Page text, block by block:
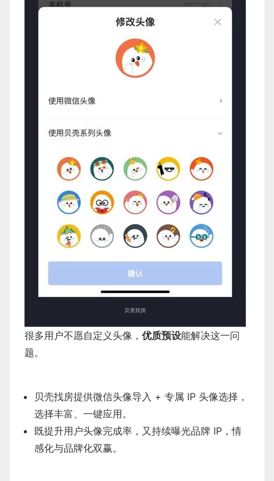
很多用户不愿自定义头像， 优质预设能解决这一问
题。
贝壳找房提供微信头像导入 + 专属 IP 头像选择，
选择丰富、一键应用。
既提升用户头像完成率，又持续曝光品牌 IP，情
感化与品牌化双赢。